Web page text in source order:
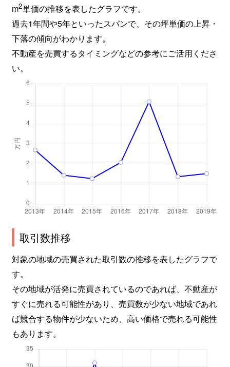
m2単価の推移を表したグラフです。
過去1年間や5年といったスパンで、その坪単価の上昇・
下落の傾向がわかります。
不動産を売買するタイミングなどの参考にご活用くださ
い。
取引数推移
対象の地域の売買された取引数の推移を表したグラフで
す。
その地域が活発に売買されているのであれば、不動産が
すぐに売れる可能性があり、売買数が少ない地域であれ
ば競合する物件が少ないため、高い価格で売れる可能性
もあります。